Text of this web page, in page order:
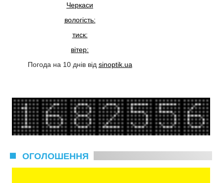
Черкаси
вологість:
тиск:
вітер:
Погода на 10 днів від sinoptik.ua
ОГОЛОШЕННЯ